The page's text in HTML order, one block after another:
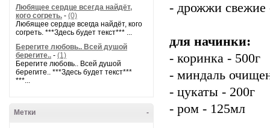
Любящее сердце всегда найдёт,
кого согреть. - (0)
Любящее сердце всегда найдёт, кого
согреть. ***Здесь будет текст*** ...
Берегите любовь.. Всей душой
берегите.. - (1)
Берегите любовь.. Всей душой
берегите.. ***Здесь будет текст***
***...
-
Метки
- дрожжи свежие
для начинки:
- коринка - 500г
- миндаль
- цукаты - 200г
- ром - 125мл